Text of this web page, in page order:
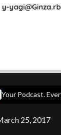
Your Podcast.
25, 2017